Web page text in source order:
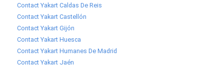
Contact Yakart Caldas De Reis
Contact Yakart Castellón
Contact Yakart Gijón
Contact Yakart Huesca
Contact Yakart Humanes De Madrid
Contact Yakart Jaén